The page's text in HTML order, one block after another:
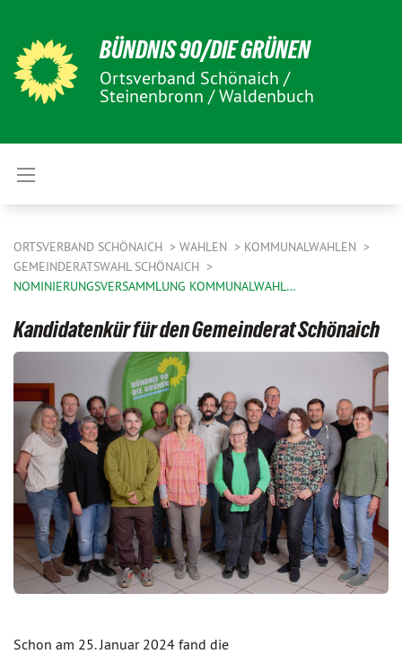
BÜNDNIS 90/DIE GRÜNEN
Ortsverband Schönaich /
Steinenbronn / Waldenbuch
ORTSVERBAND SCHÖNAICH WAHLEN
KOMMUNALWAHLEN
GEMEINDERATSWAHL SCHÖNAICH
NOMINIERUNGSVERSAMMLUNG KOMMUNALWAHL…
Kandidatenkür für den Gemeinderat Schönaich
Schon am 25. Januar 2024 fand die